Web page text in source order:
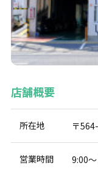
店舗概要
所在地 〒
営業時間 9:00